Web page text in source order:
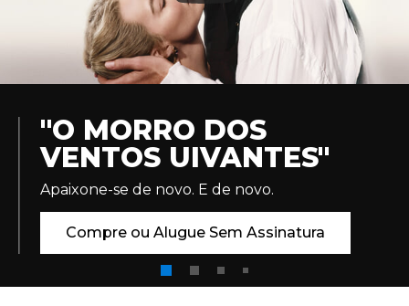
Coleções
News
Warner Channel
Max
"O MORRO DOS
VENTOS UIVANTES"
Apaixone-se de novo. E de novo.
Compre ou Alugue Sem Assinatura